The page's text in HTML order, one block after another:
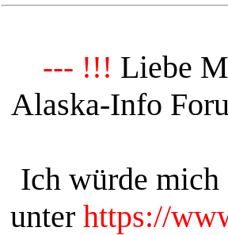
--- !!! Liebe
Alaska-Info
Ich würde mich
unter https://